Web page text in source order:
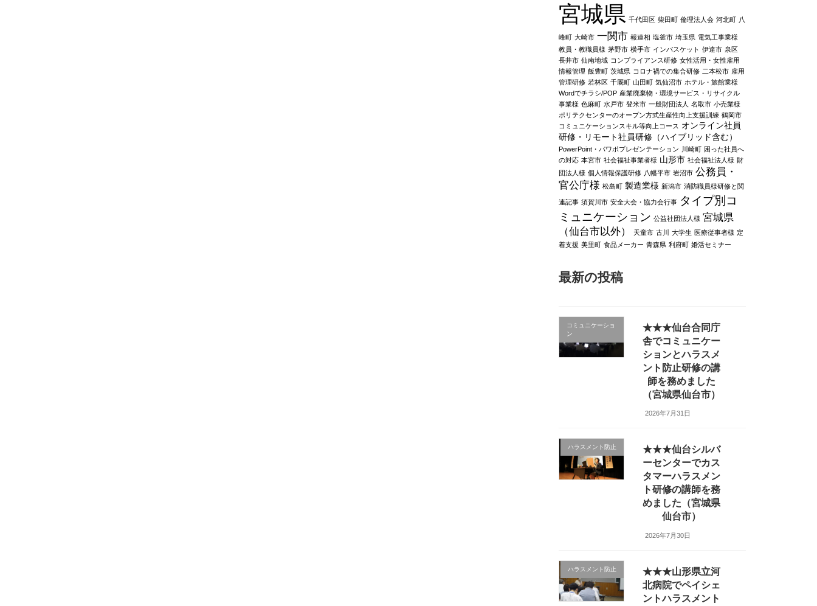
宮城県 千代田区 柴田町 倫理法人会 河北町 八
峰町 大崎市 一関市 報連相 塩釜市 埼玉県 電気工事業様
教員・教職員様 茅野市 横手市 インバスケット 伊達市 泉区
長井市 仙南地域 コンプライアンス研修 女性活用・女性雇用
情報管理 飯豊町 茨城県 コロナ禍での集合研修 二本松市 雇用
管理研修 若林区 千厩町 山田町 気仙沼市 ホテル・旅館業様
Wordでチラシ/POP 産業廃棄物・環境サービス・リサイクル
事業様 色麻町 水戸市 登米市 一般財団法人 名取市 小売業様
ポリテクセンターのオープン方式生産性向上支援訓練 鶴岡市
コミュニケーションスキル等向上コース オンライン社員
研修・リモート社員研修（ハイブリッド含む）
PowerPoint・パワポプレゼンテーション 川崎町 困った社員へ
の対応 本宮市 社会福祉事業者様 山形市 社会福祉法人様 財
団法人様 個人情報保護研修 八幡平市 岩沼市 公務員・
官公庁様 松島町 製造業様 新潟市 消防職員様研修と関
連記事 須賀川市 安全大会・協力会行事 タイプ別コ
ミュニケーション 公益社団法人様 宮城県
（仙台市以外）
天童市 古川 大学生 医療従事者様 定
着支援 美里町 食品メーカー 青森県 利府町 婚活セミナー
最新の投稿
コミュニケーショ
ン
★★★仙台合同庁
舎でコミュニケー
ションとハラスメ
ント防止研修の講
師を務めました
（宮城県仙台市）
2026年7月31日
ハラスメント防止
★★★仙台シルバ
ーセンターでカス
タマーハラスメン
ト研修の講師を務
めました（宮城県
仙台市）
2026年7月30日
ハラスメント防止
★★★山形県立河
北病院でペイシェ
ントハラスメント